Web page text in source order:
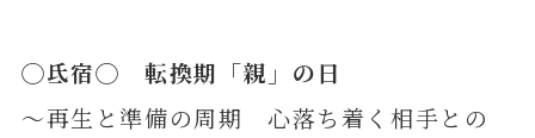
◯氐宿◯ 転換期「親」の日
～再生と準備の周期 心落ち着く相手との